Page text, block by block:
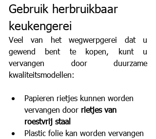
Gebruik herbruikbaar
keukengerei
Veel van het wegwerpgerei dat u
gewend bent te kopen, kunt u
vervangen door duurzame
kwaliteitsmodellen:
Papieren rietjes kunnen worden
vervangen door rietjes van
roestvrij staal
Plastic folie kan worden vervangen